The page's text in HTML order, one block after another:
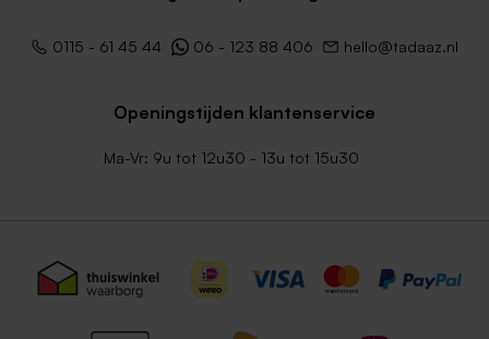
0115 - 61 45 44 06 - 123 88 406 hello@tadaaz.nl
Openingstijden klantenservice
Ma-Vr: 9u tot 12u30 - 13u tot 15u30